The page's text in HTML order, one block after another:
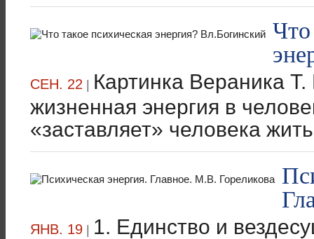
Что
СЕН. 22 | Картинка Вераника Т.
жизненная энергия в
«заставляет» человека
ЯНВ. 19 | 1. Единство и